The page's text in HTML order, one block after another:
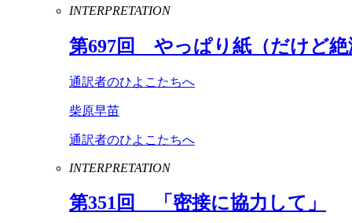
INTERPRETATION
第697回 やっぱり紙（だけど絶
通訳者のひよこたちへ
柴原早苗
通訳者のひよこたちへ
INTERPRETATION
第351回 「密接に協力して」